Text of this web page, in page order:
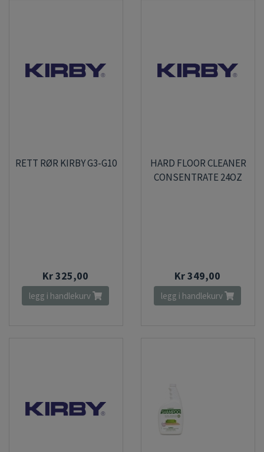
RETT RØR KIRBY G3-G10
Kr 325,00
legg i handlekurv
HARD FLOOR CLEANER
CONSENTRATE 24OZ
Kr 349,00
legg i handlekurv